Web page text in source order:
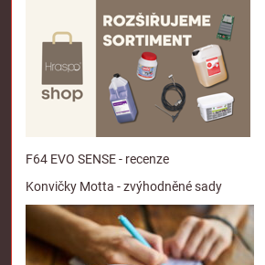
F64 EVO SENSE - recenze
Konvičky Motta - zvýhodněné sady